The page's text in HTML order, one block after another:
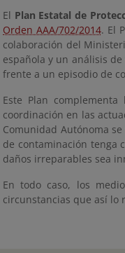
El Plan Estatal de
Orden AAA/702/2014. El
colaboración del
española y un análisis
frente a un episodio de
Este Plan
coordinación en las
Comunidad Autónoma
de contaminación tenga
daños irreparables sea
En todo caso, los
circunstancias que así lo